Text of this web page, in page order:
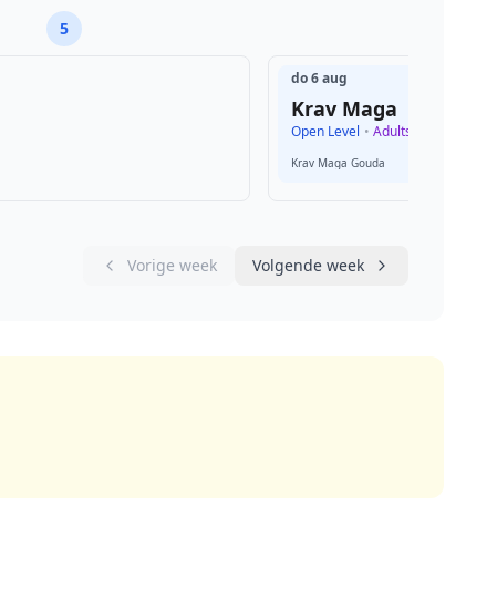
5
do 6 aug
Krav Maga
Open Level • Adults 17-90
Krav Maga Gouda
Vorige week Volgende week